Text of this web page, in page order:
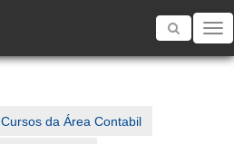
Toggle
Cursos da Área Contabil